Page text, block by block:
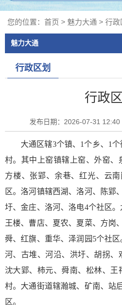
您的位置： 首页 > 魅力大通 > 行政
魅力大通
行政区划
行政
发布日期：2026-07-31 12:40
大通区辖3个镇、 1个乡、 1个
村。其中上窑镇辖上窑、外窑、
方楼、张郢、余巷、红光、云南
区。洛河镇辖西湖、洛河、陈郢
圩、金庄、洛河、洛电4个社区。
王楼、曹店、夏农、夏菜、方岗
舜、红旗、重华、泽润园 5个社区
河、古堆、河沿、洪圩、胡拐、
沈大郢、柿元、舜南、松林、王
村。大通街道辖瀚城、矿南、站
区。